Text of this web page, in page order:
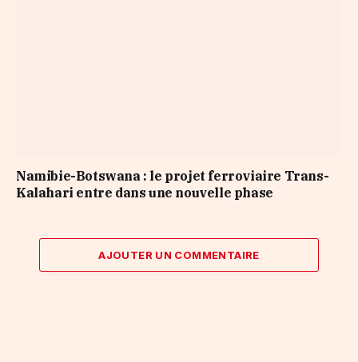
Namibie-Botswana : le projet ferroviaire Trans-
Kalahari entre dans une nouvelle phase
AJOUTER UN COMMENTAIRE